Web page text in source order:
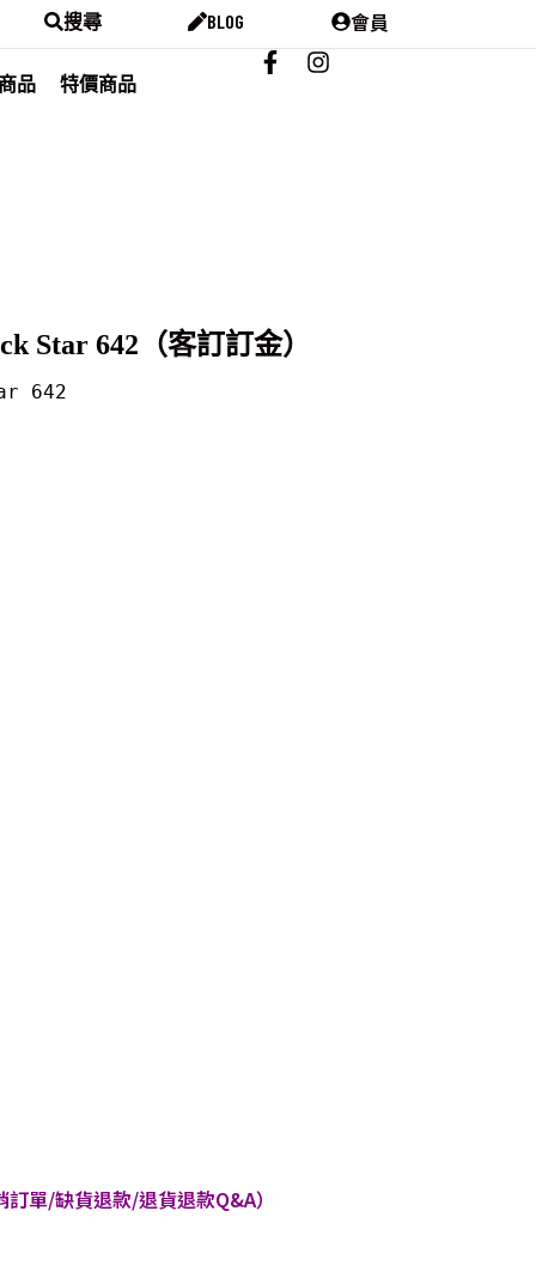
搜尋 BLOG 會員
品
特價商品
Star 642（客訂訂金）
642
訂單/缺貨退款/退貨退款Q&A）